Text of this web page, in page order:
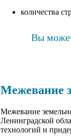
количества
Вы
Межевание
Межевание
Ленинградской
технологий и